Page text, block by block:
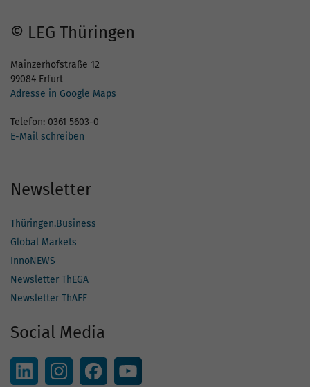
© LEG Thüringen
Mainzerhofstraße 12
99084 Erfurt
Adresse in Google Maps
Telefon: 0361 5603-0
E-Mail schreiben
Newsletter
Thüringen.Business
Global Markets
InnoNEWS
Newsletter ThEGA
Newsletter ThAFF
Social Media